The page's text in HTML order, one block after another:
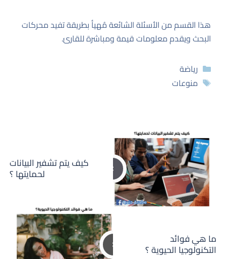
هذا القسم من الأسئلة الشائعة مُهيأ بطريقة تفيد محركات
البحث ويقدم معلومات قيمة ومباشرة للقارئ.
التصنيفات
رياضة
الوسوم
منوعات
كيف يتم تشفير البيانات
لحمايتها ؟
ما هي فوائد
التكنولوجيا الحيوية ؟